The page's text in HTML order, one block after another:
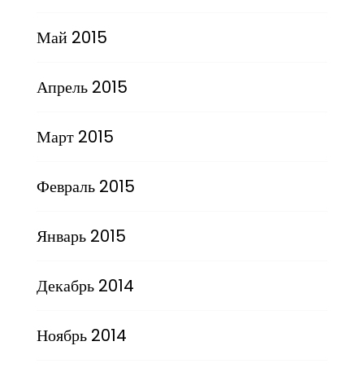
Май 2015
Апрель 2015
Март 2015
Февраль 2015
Январь 2015
Декабрь 2014
Ноябрь 2014